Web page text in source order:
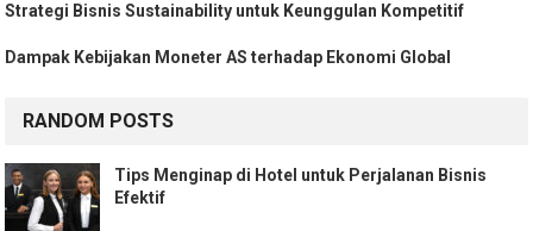
Strategi Bisnis Sustainability untuk Keunggulan Kompetitif
Dampak Kebijakan Moneter AS terhadap Ekonomi Global
RANDOM POSTS
Tips Menginap di Hotel untuk Perjalanan Bisnis
Efektif